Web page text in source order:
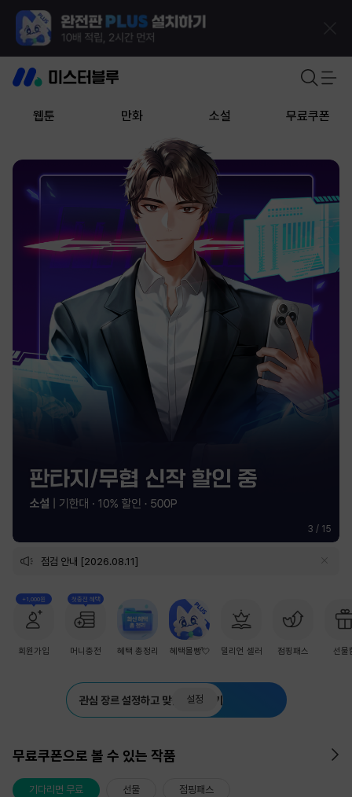
웹툰 만화 소설 무료쿠폰
3 / 15
점검 안내 [2026.08.11]
+1,000원
회원가입
첫충전 혜택
머니충전 혜택 총정리 혜택몰빵💘 밀리언 셀러 점핑패스 선물
관심 장르 설정하고 맞춤 추천 받기
설정
무료쿠폰으로 볼 수 있는 작품
기다리면 무료 선물 점핑패스